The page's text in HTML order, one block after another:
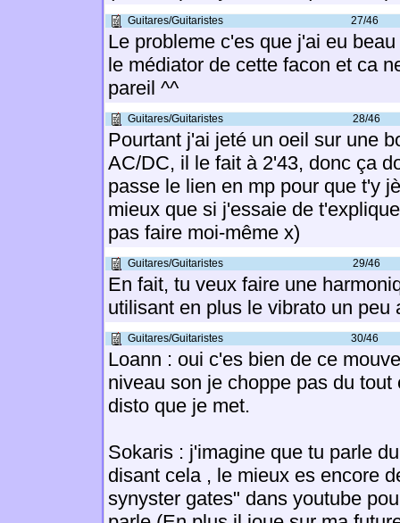
Guitares/Guitaristes 27/46
Le probleme c'es que j'ai eu
le médiator de cette facon et ca
pareil ^^
Guitares/Guitaristes 28/46
Pourtant j'ai jeté un oeil sur une
AC/DC, il le fait à 2'43, donc ça
passe le lien en mp pour que t'y
mieux que si j'essaie de
pas faire moi-même x)
Guitares/Guitaristes 29/46
En fait, tu veux faire une
utilisant en plus le vibrato un peu
Guitares/Guitaristes 30/46
Loann : oui c'es bien de ce
niveau son je choppe pas du tout
disto que je met.
Sokaris : j'imagine que tu parle
disant cela , le mieux es encore
synyster gates" dans youtube